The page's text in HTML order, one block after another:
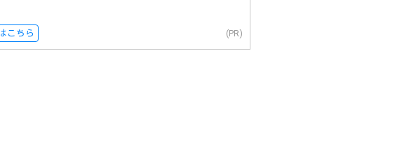
こちら (PR)